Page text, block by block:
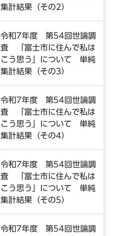
集計結果（その2）
令和7年度 第54回世論調
査 「富士市に住んで私は
こう思う」について 単純
集計結果（その3）
令和7年度 第54回世論調
査 「富士市に住んで私は
こう思う」について 単純
集計結果（その4）
令和7年度 第54回世論調
査 「富士市に住んで私は
こう思う」について 単純
集計結果（その5）
令和7年度 第54回世論調